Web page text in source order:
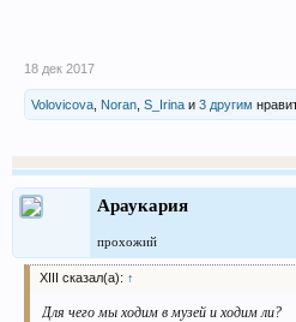
18 дек 2017
Volovicova Noran S_Irina и 3 другим
Араукария
прохожий
XIII сказал(а): ↑
Для чего мы ходим в музей и ходим ли?